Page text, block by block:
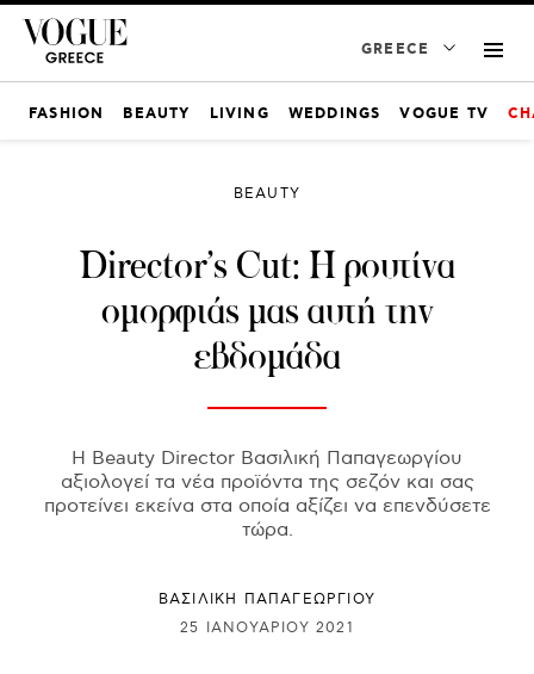
GREECE
FASHION BEAUTY LIVING WEDDINGS VOGUE TV
BEAUTY
Director’s Cut: H ρουτίνα
ομορφιάς μας αυτή την
εβδομάδα
Η Beauty Director Βασιλική Παπαγεωργίου
αξιολογεί τα νέα προϊόντα της σεζόν και σας
προτείνει εκείνα στα οποία αξίζει να επενδύσετε
τώρα.
ΒΑΣΙΛΙΚΗ ΠΑΠΑΓΕΩΡΓΙΟΥ
25 ΙΑΝΟΥΑΡΊΟΥ 2021